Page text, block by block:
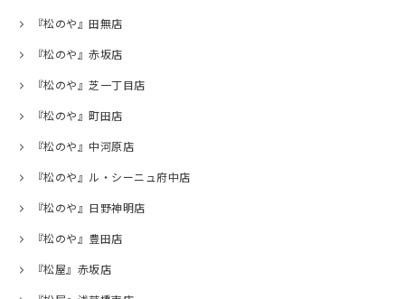
『松のや』田無店
『松のや』赤坂店
『松のや』芝一丁目店
『松のや』町田店
『松のや』中河原店
『松のや』ル・シーニュ府中店
『松のや』日野神明店
『松のや』豊田店
『松屋』赤坂店